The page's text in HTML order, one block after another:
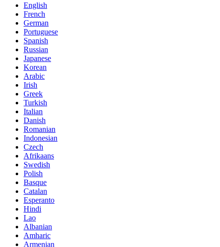
English
French
German
Portuguese
Spanish
Russian
Japanese
Korean
Arabic
Irish
Greek
Turkish
Italian
Danish
Romanian
Indonesian
Czech
Afrikaans
Swedish
Polish
Basque
Catalan
Esperanto
Hindi
Lao
Albanian
Amharic
Armenian